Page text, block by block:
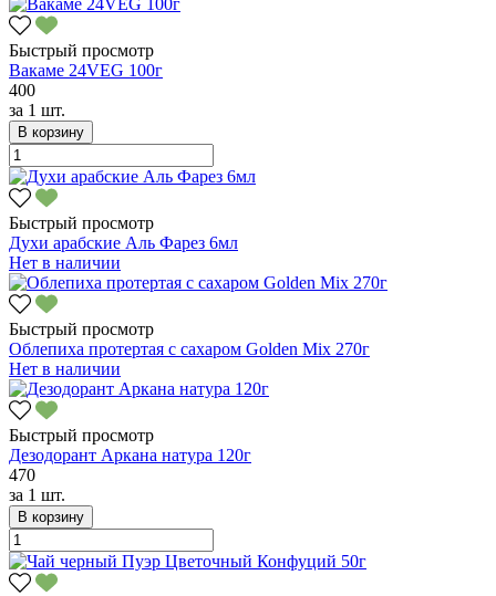
Быстрый просмотр
Вакаме 24VEG 100г
400
за 1 шт.
В корзину
Быстрый просмотр
Духи арабские Аль Фарез 6мл
Нет в наличии
Быстрый просмотр
Облепиха протертая с сахаром Golden Mix 270г
Нет в наличии
Быстрый просмотр
Дезодорант Аркана натура 120г
470
за 1 шт.
В корзину